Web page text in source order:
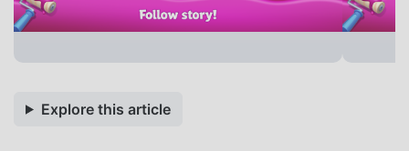
Explore this article